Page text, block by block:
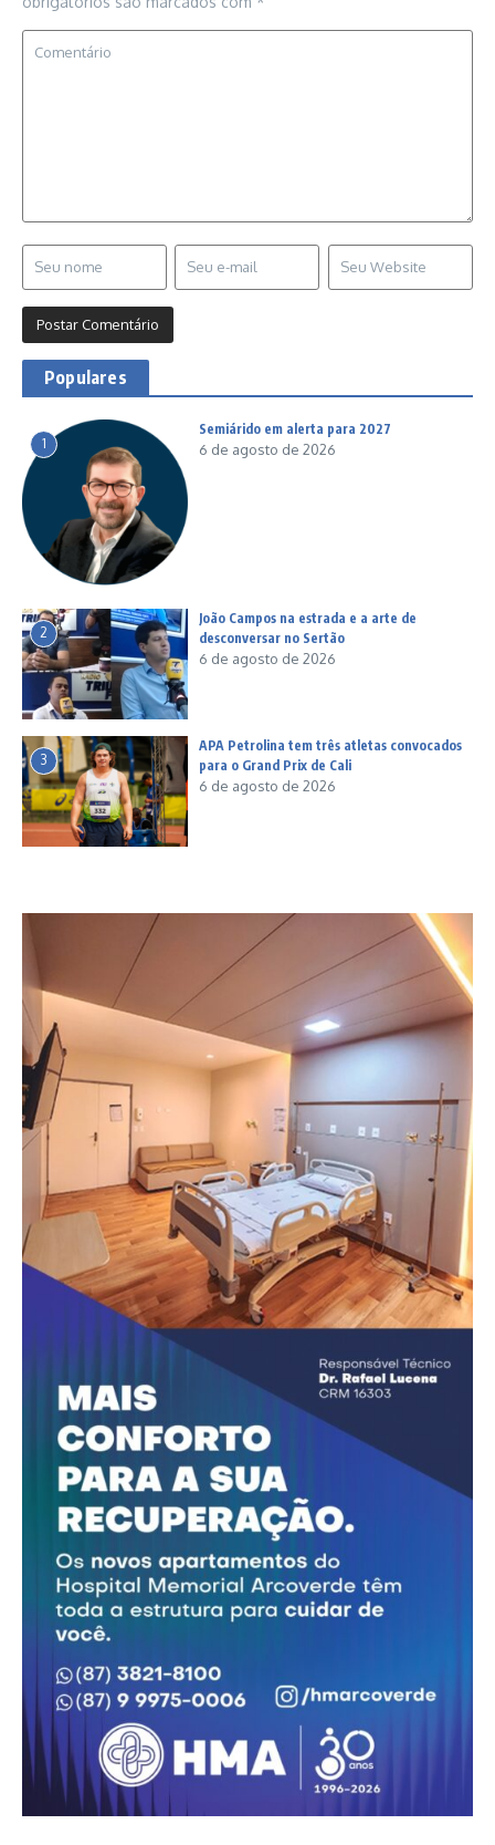
Populares
1
Semiárido em alerta para 2027
6 de agosto de 2026
2
João Campos na estrada e a arte de
desconversar no Sertão
6 de agosto de 2026
3
APA Petrolina tem três atletas convocados
para o Grand Prix de Cali
6 de agosto de 2026